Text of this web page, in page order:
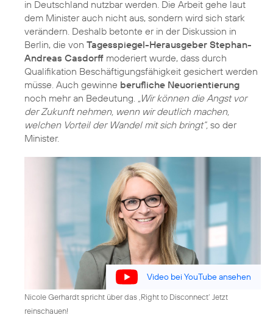
in Deutschland nutzbar werden. Die Arbeit gehe laut
dem Minister auch nicht aus, sondern wird sich stark
verändern. Deshalb betonte er in der Diskussion in
Berlin, die von Tagesspiegel-Herausgeber Stephan-
Andreas Casdorff moderiert wurde, dass durch
Qualifikation Beschäftigungsfähigkeit gesichert werden
müsse. Auch gewinne berufliche Neuorientierung
noch mehr an Bedeutung.
„Wir können die Angst vor
der Zukunft nehmen, wenn wir deutlich machen,
welchen Vorteil der Wandel mit sich bringt“, so der
Minister.
Video bei YouTube ansehen
Nicole Gerhardt spricht über das ‚Right to Disconnect‘ Jetzt
reinschauen!